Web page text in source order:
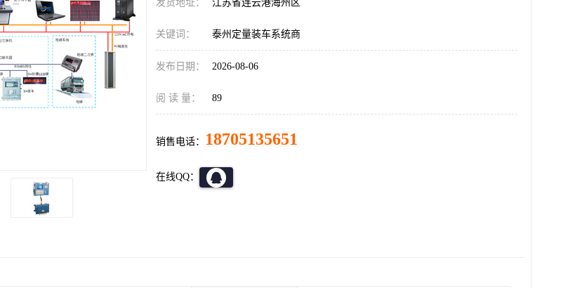
发货地址： 江苏省连云港海州区
关键词： 泰州定量装车系统商
发布日期： 2026-08-06
阅 读 量： 89
销售电话： 18705135651
在线QQ：